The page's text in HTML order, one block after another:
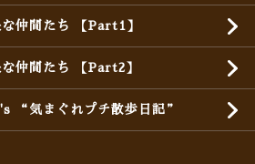
仲間たち 【Part1】
仲間たち 【Part2】
“気まぐれプチ散歩日記”